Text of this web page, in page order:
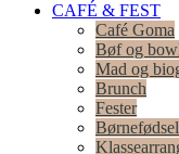
CAFÉ & FEST
Café Goma
Bøf og
Mad og
Brunch
Fester